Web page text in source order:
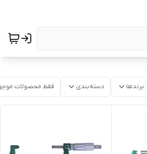
برندها دسته‌بندی فقط محصولات